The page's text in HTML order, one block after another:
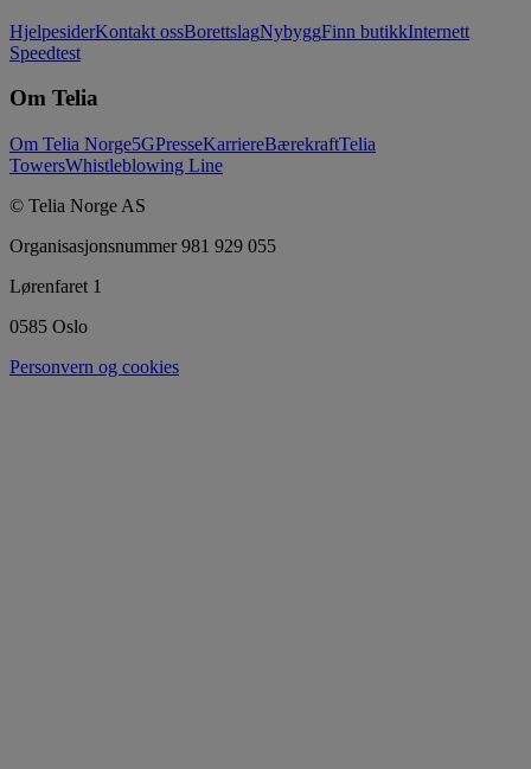
HjelpesiderKontakt ossBorettslagNybyggFinn butikkInternett
Speedtest
Om Telia
Om Telia Norge5GPresseKarriereBærekraftTelia
TowersWhistleblowing Line
© Telia Norge AS
Organisasjonsnummer 981 929 055
Lørenfaret 1
0585 Oslo
Personvern og cookies